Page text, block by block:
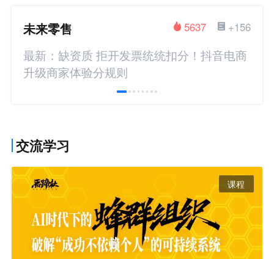
未来零售 +156
5637
最新：缺资质 拒开发票统统扣分！抖音电商
升级商家体验分规则
交流学习
课程